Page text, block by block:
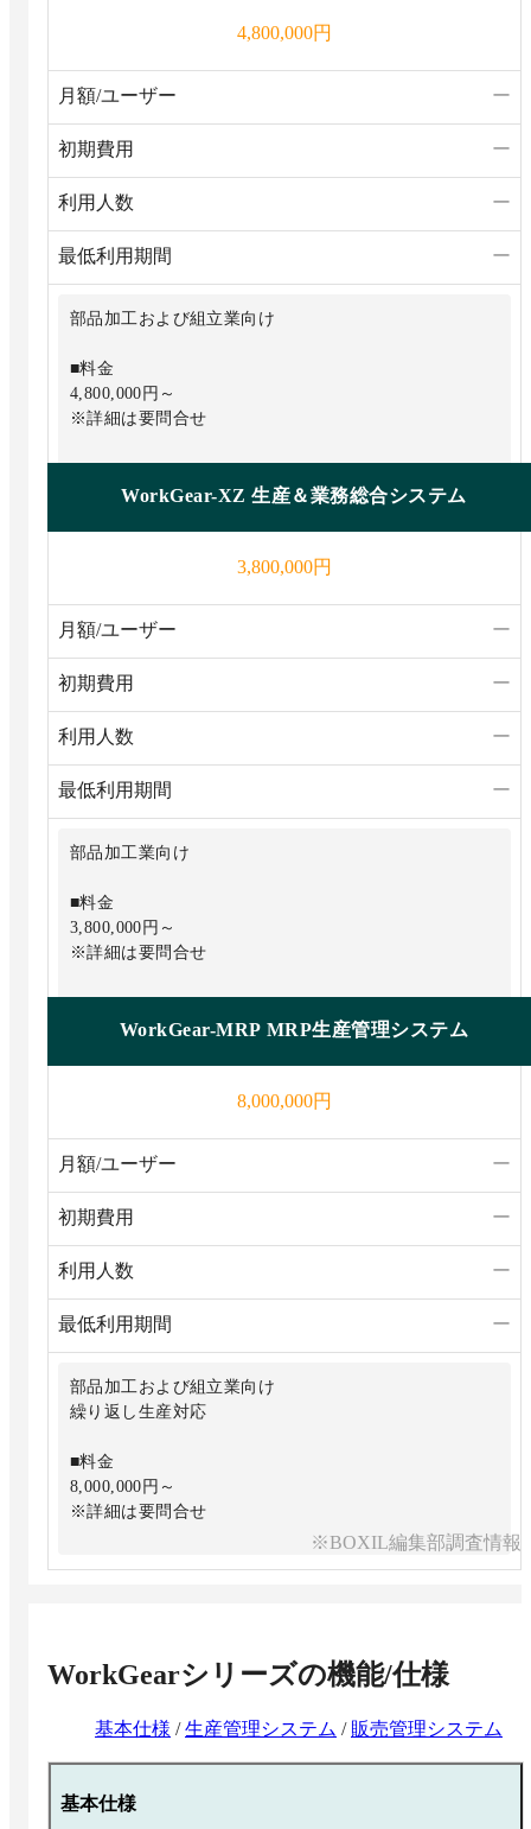
4,800,000円
月額/ユーザー ー
初期費用 ー
利用人数 ー
最低利用期間 ー
部品加工および組立業向け
■料金
4,800,000円～
※詳細は要問合せ
WorkGear-XZ 生産＆業務総合システム
3,800,000円
月額/ユーザー ー
初期費用 ー
利用人数 ー
最低利用期間 ー
部品加工業向け
■料金
3,800,000円～
※詳細は要問合せ
WorkGear-MRP MRP生産管理システム
8,000,000円
月額/ユーザー ー
初期費用 ー
利用人数 ー
最低利用期間 ー
部品加工および組立業向け
繰り返し生産対応
■料金
8,000,000円～
※詳細は要問合せ
※BOXIL編集部調査情報
WorkGearシリーズの機能/仕様
基本仕様 /生産管理システム / 販売管理システム
基本仕様